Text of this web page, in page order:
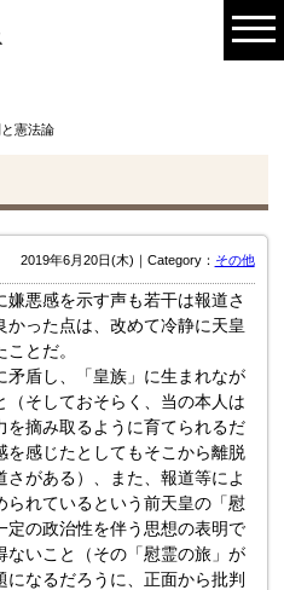
憲法論
2019年6月20日(木)｜Category： その他
嫌悪感を示す声も若干は報道さ
った点は、改めて冷静に天皇
とだ。
矛盾し、「皇族」に生まれなが
（そしておそらく、当の本人は
を摘み取るように育てられるだ
を感じたとしてもそこから離脱
がある）、また、報道等によ
られているという前天皇の「慰
定の政治性を伴う思想の表明で
ないこと（その「慰霊の旅」が
なるだろうに、正面から批判